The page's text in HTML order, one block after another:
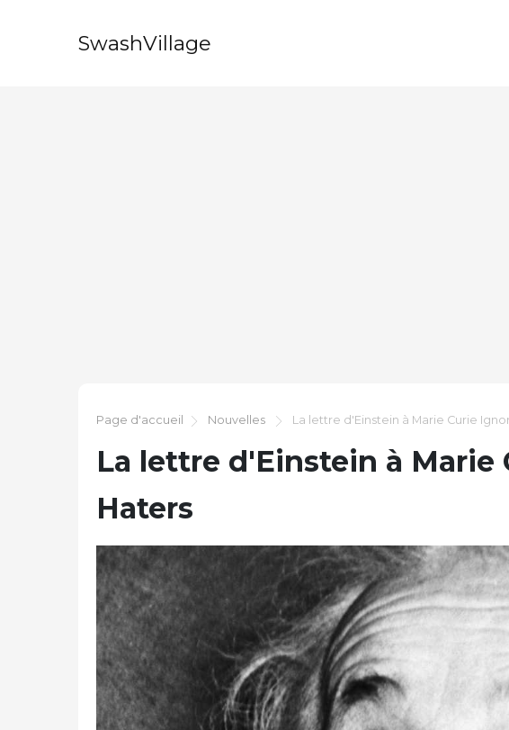
SwashVillage
Page d'accueil Nouvelles La lettre d'Einstein à Marie Curie
La lettre d'Einstein à Marie
Haters